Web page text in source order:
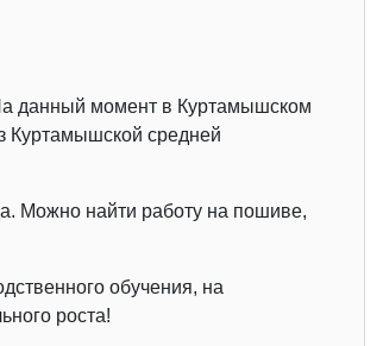
данный момент в Куртамышском
Куртамышской средней
Можно найти работу на пошиве,
обучения, на
роста!